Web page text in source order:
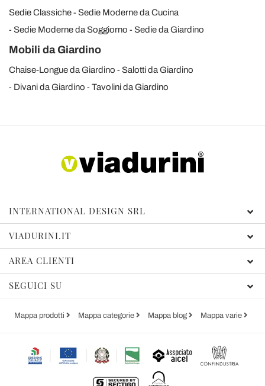
Sedie Classiche
Sedie Moderne da Cucina
Sedie Moderne da Soggiorno
Sedie da Giardino
Mobili da Giardino
Chaise-Longue da Giardino
Salotti da Giardino
Divani da Giardino
Tavolini da Giardino
INTERNATIONAL DESIGN SRL
VIADURINI.IT
AREA CLIENTI
SEGUICI SU
Mappa prodotti Mappa categorie Mappa blog Mappa varie